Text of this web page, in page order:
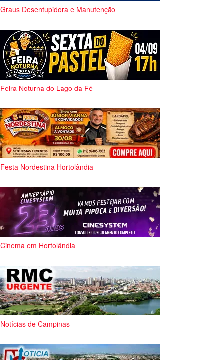
Graus Desentupidora e Manutenção
Feira Noturna do Lago da Fé
Festa Nordestina Hortolândia
Cinema em Hortolândia
Notícias de Campinas